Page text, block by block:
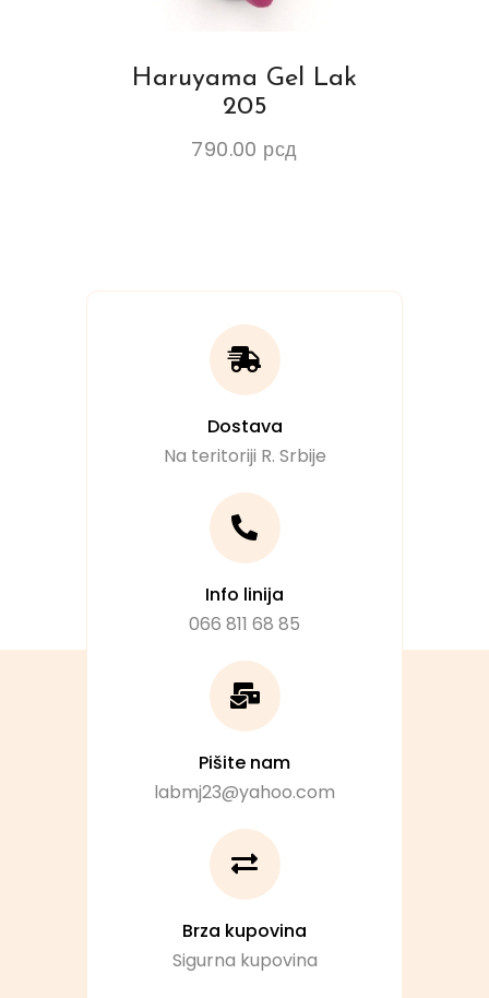
Haruyama Gel Lak
205
790.00 рсд
Dostava
Na teritoriji R. Srbije
Info linija
066 811 68 85
Pišite nam
labmj23@yahoo.com
Brza kupovina
Sigurna kupovina